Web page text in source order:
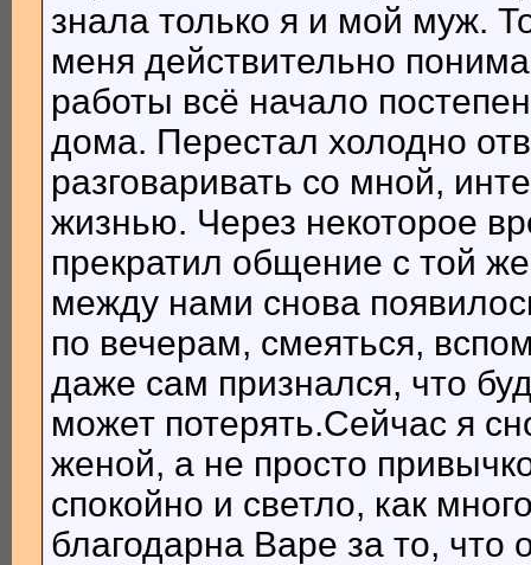
знала только я и мой муж.
меня действительно
работы всё начало
дома. Перестал холодно
разговаривать со мной,
жизнью. Через некоторое
прекратил общение с той
между нами снова
по вечерам, смеяться,
даже сам признался, что
может потерять.Сейчас я
женой, а не просто
спокойно и светло, как
благодарна Варе за то,